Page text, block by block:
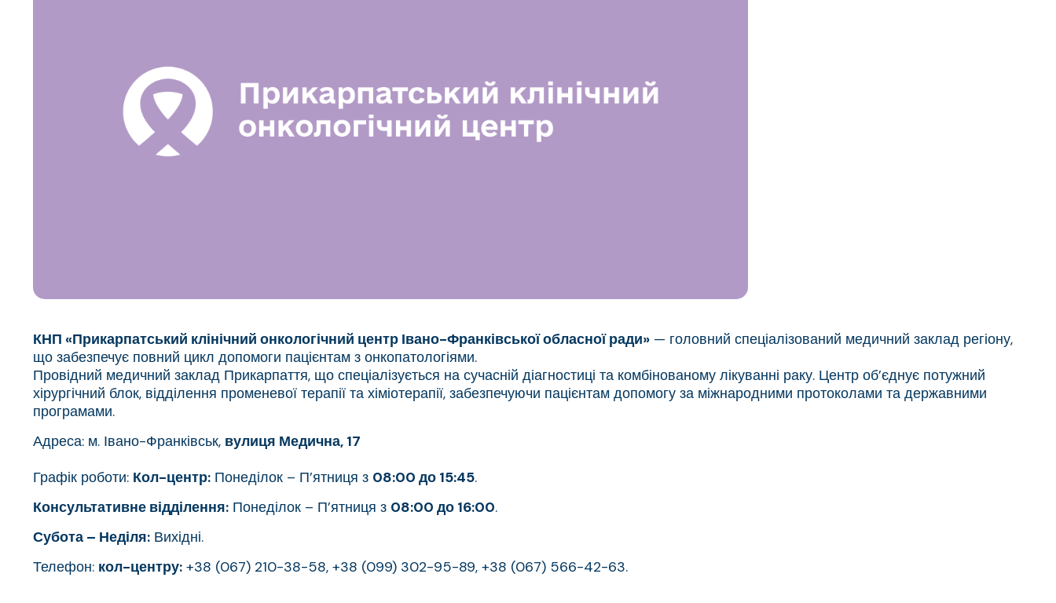
КНП «Прикарпатський клінічний онкологічний центр Івано-Франківської обласної ради» — головний спеціалізований медичний заклад регіону,
що забезпечує повний цикл допомоги пацієнтам з онкопатологіями.
Провідний медичний заклад Прикарпаття, що спеціалізується на сучасній діагностиці та комбінованому лікуванні раку. Центр об’єднує потужний
хірургічний блок, відділення променевої терапії та хіміотерапії, забезпечуючи пацієнтам допомогу за міжнародними протоколами та державними
програмами.
Адреса: м. Івано-Франківськ, вулиця Медична, 17
Графік роботи: Кол-центр: Понеділок – П’ятниця з 08:00 до 15:45.
Консультативне відділення: Понеділок – П’ятниця з 08:00 до 16:00.
Субота – Неділя: Вихідні.
Телефон: кол-центру: +38 (067) 210-38-58, +38 (099) 302-95-89, +38 (067) 566-42-63.